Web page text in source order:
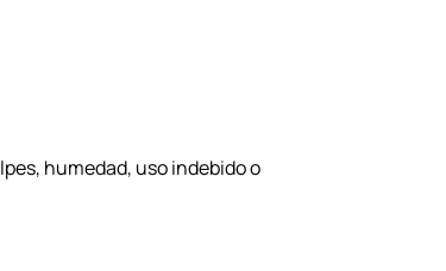
humedad, uso indebido o